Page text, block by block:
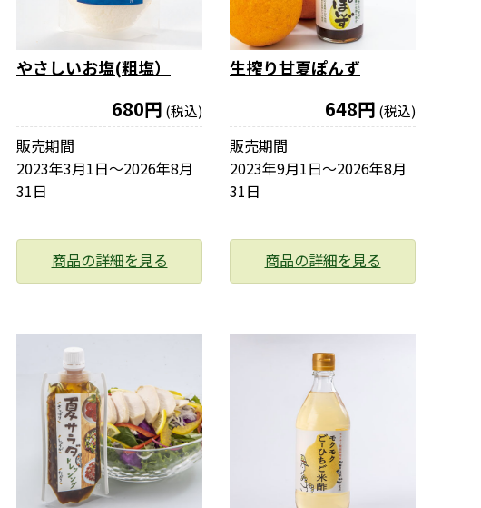
やさしいお塩(粗塩）
680円 (税込)
販売期間
2023年3月1日〜2026年8月
31日
商品の詳細を見る
生搾り甘夏ぽんず
648円 (税込)
販売期間
2023年9月1日〜2026年8月
31日
商品の詳細を見る